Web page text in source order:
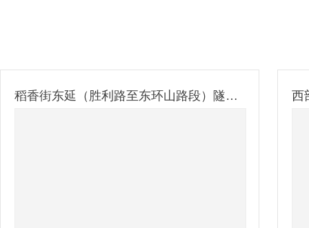
稻香街东延（胜利路至东环山路段）隧道防火涂装建设工程 西